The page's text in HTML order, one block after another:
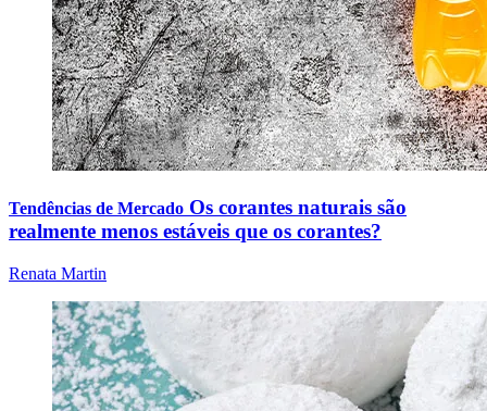
Tendências de Mercado Os corantes naturais são
realmente menos estáveis que os corantes?
Renata Martin